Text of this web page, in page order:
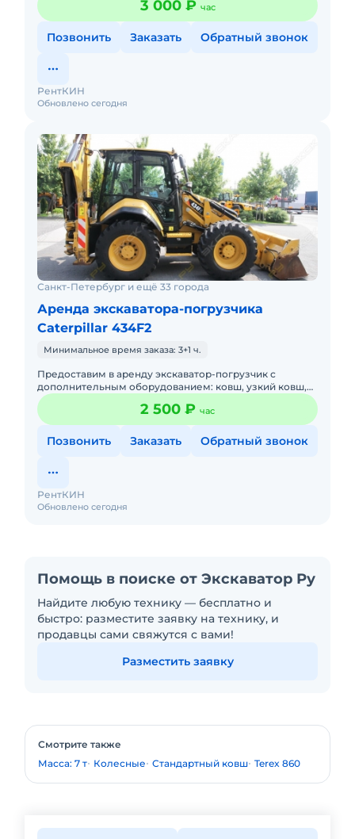
спецтехники - половина3 000 ₽ час
Позвонить Заказать Обратный звонок
Обновлено сегодня
РентКИН
Санкт-Петербург и ещё 33 города
Аренда экскаватора-погрузчика
Caterpillar 434F2
Минимальное время заказа: 3+1 ч.
Предоставим в аренду экскаватор-погрузчик с
дополнительным оборудованием: ковш, узкий ковш,
гидромолот, вилы и ямобур. Минимальный заказ
спецтехники - половина2 500 ₽ час
Позвонить Заказать Обратный звонок
Обновлено сегодня
РентКИН
Помощь в поиске от Экскаватор Ру
Найдите любую технику — бесплатно и
быстро: разместите заявку на технику, и
продавцы сами свяжутся с вами!
Разместить заявку
Смотрите также
Масса: 7 т Колесные Стандартный ковш Terex 860